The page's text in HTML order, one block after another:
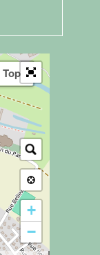
Topo
+
−